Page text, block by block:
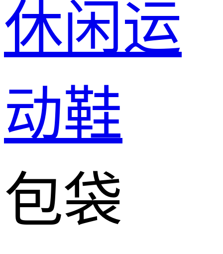
休闲运
动鞋
包袋